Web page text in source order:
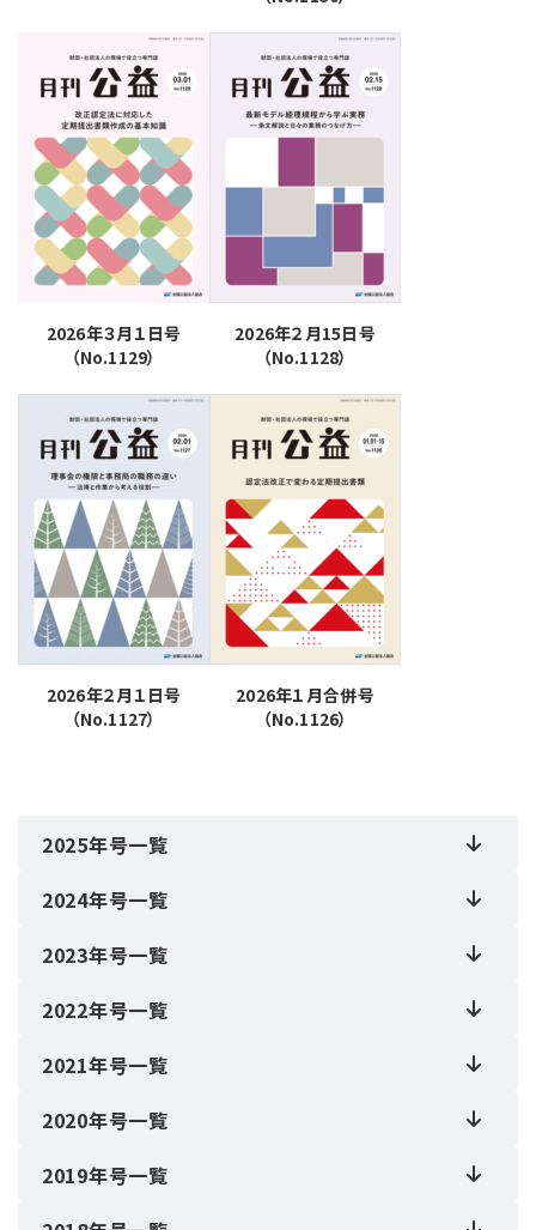
2026年３月１日号
（No.1129）
2026年２月15日号
（No.1128）
2026年２月１日号
（No.1127）
2026年１月合併号
（No.1126）
2025年号一覧
2024年号一覧
2023年号一覧
2022年号一覧
2021年号一覧
2020年号一覧
2019年号一覧